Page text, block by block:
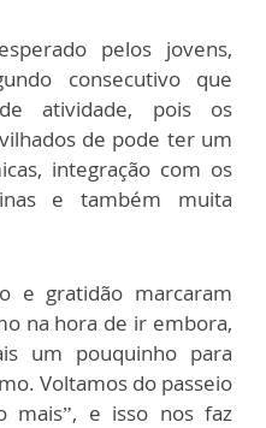
pelos jovens,
consecutivo que
atividade, pois os
de pode ter um
integração com os
e também muita
e gratidão marcaram
na hora de ir embora,
um pouquinho para
Voltamos do passeio
mais”, e isso nos faz